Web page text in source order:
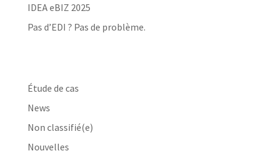
IDEA eBIZ 2025
Pas d’EDI ? Pas de problème.
Étude de cas
News
Non classifié(e)
Nouvelles